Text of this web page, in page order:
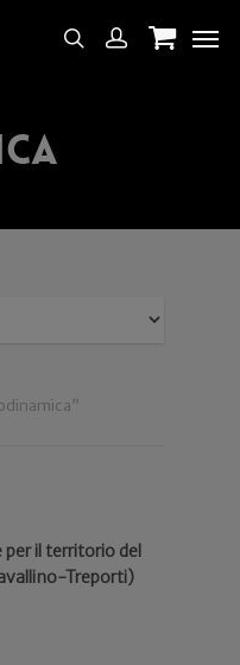
il territorio del
Treporti)